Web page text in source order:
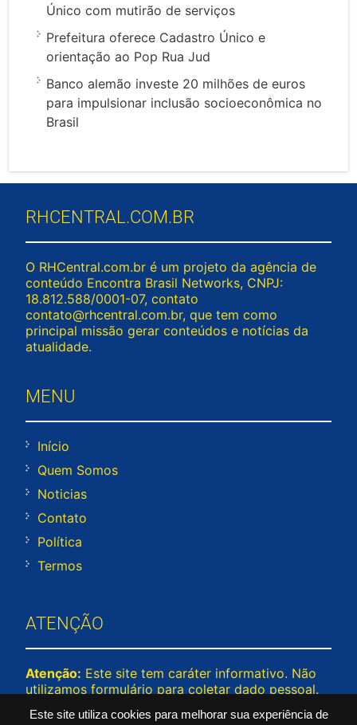
Este site utiliza cookies para melhorar sua experiência de
Único com mutirão de serviços
Prefeitura oferece Cadastro Único e
orientação ao Pop Rua Jud
Banco alemão investe 20 milhões de euros
para impulsionar inclusão socioeconômica no
Brasil
RHCENTRAL.COM.BR
O RHCentral.com.br é um projeto da agência de
conteúdo Encontra Brasil Networks, CNPJ:
18.812.588/0001-07, contato
contato@rhcentral.com.br, que tem como
principal missão gerar conteúdos e notícias da
atualidade.
MENU
Início
Quem Somos
Noticias
Contato
Política
Termos
ATENÇÃO
Atenção: Este site tem caráter informativo. Não
utilizamos formulário para coletar dado pessoal.
nenhuma empresa ou programa citado no